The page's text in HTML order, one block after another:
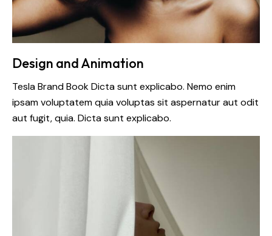
Design and Animation
Tesla Brand Book Dicta sunt explicabo. Nemo enim
ipsam voluptatem quia voluptas sit aspernatur aut odit
aut fugit, quia. Dicta sunt explicabo.